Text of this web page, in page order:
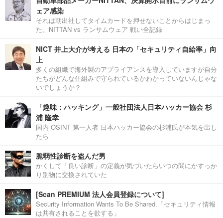
ェア感染
それは朝出社してタイムカードを押せないことからはじまっ
た。NITTAN vs ランサムウェア 戦い全記録
NICT 井上大介が考える 日本の「セキュリティ自給率」向
上
多くの組織で海外製のアプライアンスを導入していますが自分
たちがどんな仕組みで守られているかわかっていないんじゃな
いでしょうか？
「趣味：ハッキング」一般社団法人日本ハッカー協会 杉
浦 隆幸
国内 OSINT 第一人者 日本ハッカー協会の杉浦氏が本気を出し
たら
脆弱性診断を盗んだ男
かくして「良い診断」の定義が気づいたらいつの間にかすっか
り別物に交換されていた
[Scan PREMIUM 法人会員登録について]
Security Information Wants To Be Shared.「セキュリティ情報
は共有されることを欲する」